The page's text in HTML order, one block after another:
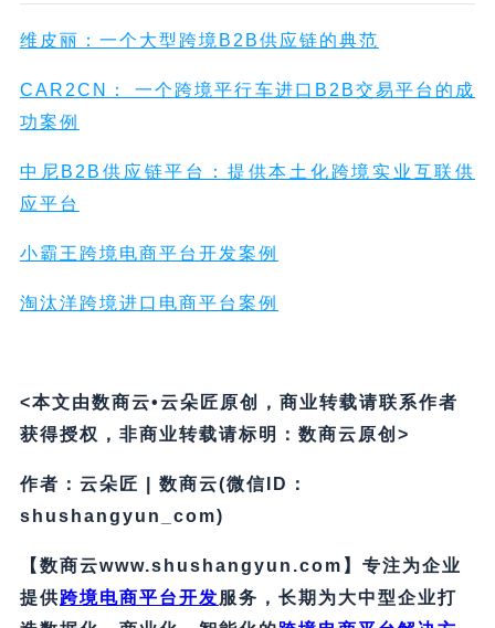
维皮丽：一个大型跨境B2B供应链的典范
CAR2CN： 一个跨境平行车进口B2B交易平台的成
功案例
中尼B2B供应链平台：提供本土化跨境实业互联供
应平台
小霸王跨境电商平台开发案例
淘汰洋跨境进口电商平台案例
<本文由数商云•云朵匠原创，商业转载请联系作者
获得授权，非商业转载请标明：数商云原创>
作者：云朵匠 | 数商云(微信ID：
shushangyun_com)
【数商云www.shushangyun.com】专注为企业
提供跨境电商平台开发服务，长期为大中型企业打